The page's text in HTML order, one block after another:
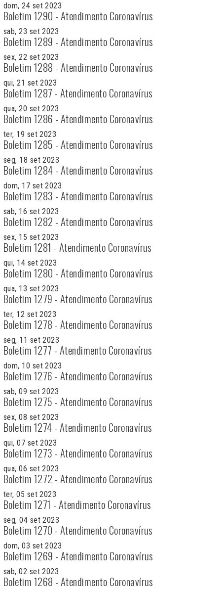
dom, 24 set 2023
Boletim 1290 - Atendimento Coronavírus
sab, 23 set 2023
Boletim 1289 - Atendimento Coronavírus
sex, 22 set 2023
Boletim 1288 - Atendimento Coronavírus
qui, 21 set 2023
Boletim 1287 - Atendimento Coronavírus
qua, 20 set 2023
Boletim 1286 - Atendimento Coronavírus
ter, 19 set 2023
Boletim 1285 - Atendimento Coronavírus
seg, 18 set 2023
Boletim 1284 - Atendimento Coronavírus
dom, 17 set 2023
Boletim 1283 - Atendimento Coronavírus
sab, 16 set 2023
Boletim 1282 - Atendimento Coronavírus
sex, 15 set 2023
Boletim 1281 - Atendimento Coronavírus
qui, 14 set 2023
Boletim 1280 - Atendimento Coronavírus
qua, 13 set 2023
Boletim 1279 - Atendimento Coronavírus
ter, 12 set 2023
Boletim 1278 - Atendimento Coronavírus
seg, 11 set 2023
Boletim 1277 - Atendimento Coronavírus
dom, 10 set 2023
Boletim 1276 - Atendimento Coronavírus
sab, 09 set 2023
Boletim 1275 - Atendimento Coronavírus
sex, 08 set 2023
Boletim 1274 - Atendimento Coronavírus
qui, 07 set 2023
Boletim 1273 - Atendimento Coronavírus
qua, 06 set 2023
Boletim 1272 - Atendimento Coronavírus
ter, 05 set 2023
Boletim 1271 - Atendimento Coronavírus
seg, 04 set 2023
Boletim 1270 - Atendimento Coronavírus
dom, 03 set 2023
Boletim 1269 - Atendimento Coronavírus
sab, 02 set 2023
Boletim 1268 - Atendimento Coronavírus